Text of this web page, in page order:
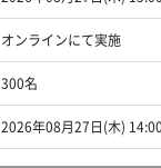
オンラインにて実施
300名
2026年08月27日(木) 14:00